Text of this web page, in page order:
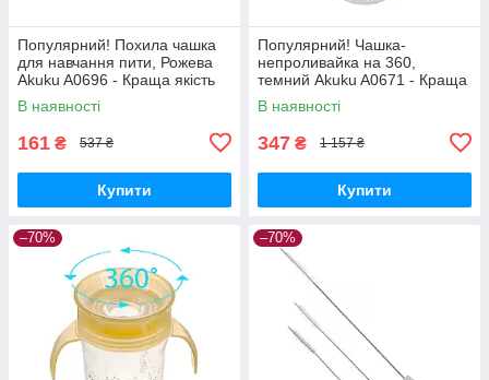
Популярний! Похила чашка
для навчання пити, Рожева
Akuku A0696 - Краща якість
тільки на Nukleon.com.ua
В наявності
161 ₴ 537 ₴
Купити
Популярний! Чашка-
непроливайка на 360,
темний Akuku A0671 - Краща
якість тільки на
Nukleon.com.ua
В наявності
347 ₴ 1 157 ₴
Купити
–70% –70%